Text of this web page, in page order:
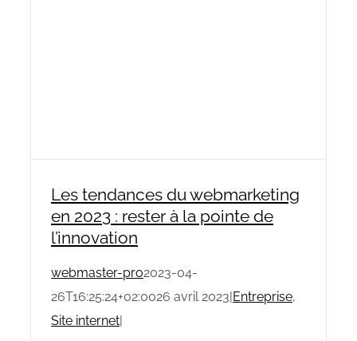
Les tendances du webmarketing
en 2023 : rester à la pointe de
l’innovation
webmaster-pro2023-04-
26T16:25:24+02:0026 avril 2023|Entreprise,
Site internet|